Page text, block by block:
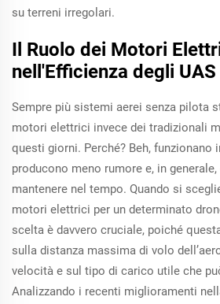
su terreni irregolari.
Il Ruolo dei Motori
nell'Efficienza degli UAS
Sempre più sistemi aerei senza pilota
motori elettrici invece dei tradizionali
questi giorni. Perché? Beh, funzionano
producono meno rumore e, in
mantenere nel tempo. Quando si
motori elettrici per un determinato
scelta è davvero cruciale, poiché
sulla distanza massima di volo
velocità e sul tipo di carico utile che
Analizzando i recenti miglioramenti